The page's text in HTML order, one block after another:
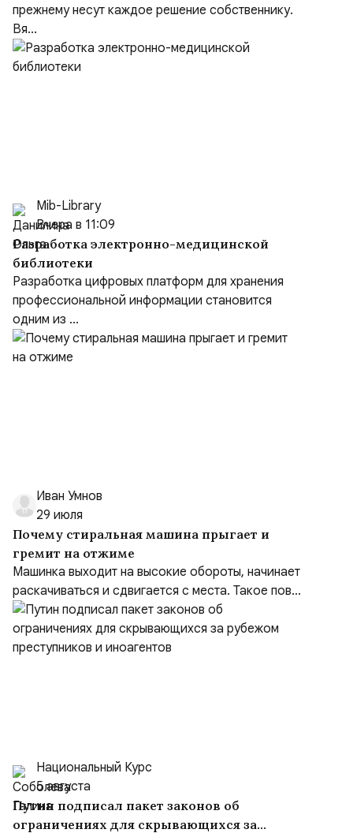
прежнему несут каждое решение собственнику.
Вя...
Mib-Library
Вчера в 11:09
Разработка электронно-медицинской
библиотеки
Разработка цифровых платформ для хранения
профессиональной информации становится
одним из ...
Иван Умнов
29 июля
Почему стиральная машина прыгает и
гремит на отжиме
Машинка выходит на высокие обороты, начинает
раскачиваться и сдвигается с места. Такое пов...
Национальный Курс
5 августа
Путин подписал пакет законов об
ограничениях для скрывающихся за